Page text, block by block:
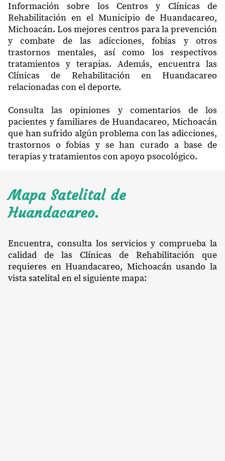
Información sobre los Centros y Clínicas de
Rehabilitación en el Municipio de Huandacareo,
Michoacán. Los mejores centros para la prevención
y combate de las adicciones, fobias y otros
trastornos mentales, así como los respectivos
tratamientos y terapias. Además, encuentra las
Clínicas de Rehabilitación en Huandacareo
relacionadas con el deporte.
Consulta las opiniones y comentarios de los
pacientes y familiares de Huandacareo, Michoacán
que han sufrido algún problema con las adicciones,
trastornos o fobias y se han curado a base de
terapias y tratamientos con apoyo psocológico.
Mapa Satelital de
Huandacareo.
Encuentra, consulta los servicios y comprueba la
calidad de las Clínicas de Rehabilitación que
requieres en Huandacareo, Michoacán usando la
vista satelital en el siguiente mapa: